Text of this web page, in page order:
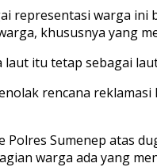
representasi warga
khususnya yang
itu tetap sebagai
rencana
Polres Sumenep atas
warga ada yang